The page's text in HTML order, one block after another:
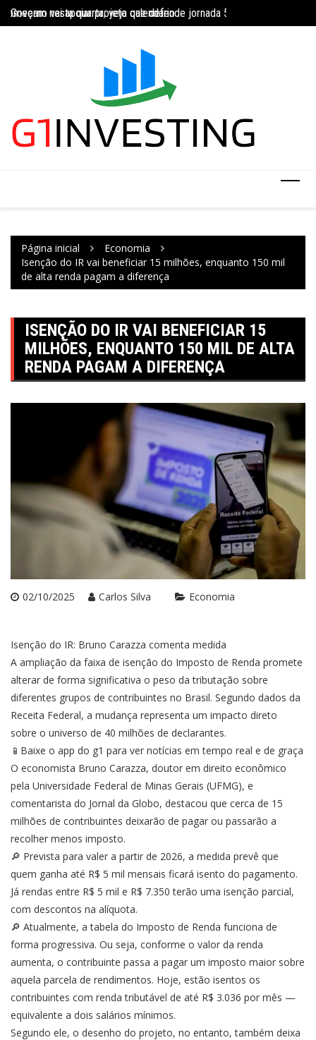
para
Governo vai apoiar projeto que defende jornada 5×2 com limite de
INSS amplia temporariamente prazo de auxílio-doença sem perícia;
Página inicial
Economia
Isenção do IR vai beneficiar 15 milhões, enquanto 150 mil
de alta renda pagam a diferença
ISENÇÃO DO IR VAI BENEFICIAR 15
MILHÕES, ENQUANTO 150 MIL DE ALTA
RENDA PAGAM A DIFERENÇA
02/10/2025 Carlos Silva Economia
Isenção do IR: Bruno Carazza comenta medida
A ampliação da faixa de isenção do Imposto de Renda promete
alterar de forma significativa o peso da tributação sobre
diferentes grupos de contribuintes no Brasil. Segundo dados da
Receita Federal, a mudança representa um impacto direto
sobre o universo de 40 milhões de declarantes.
📱Baixe o app do g1 para ver notícias em tempo real e de graça
O economista Bruno Carazza, doutor em direito econômico
pela Universidade Federal de Minas Gerais (UFMG), e
comentarista do Jornal da Globo, destacou que cerca de 15
milhões de contribuintes deixarão de pagar ou passarão a
recolher menos imposto.
🔎 Prevista para valer a partir de 2026, a medida prevê que
quem ganha até R$ 5 mil mensais ficará isento do pagamento.
Já rendas entre R$ 5 mil e R$ 7.350 terão uma isenção parcial,
com descontos na alíquota.
🔎 Atualmente, a tabela do Imposto de Renda funciona de
forma progressiva. Ou seja, conforme o valor da renda
aumenta, o contribuinte passa a pagar um imposto maior sobre
aquela parcela de rendimentos. Hoje, estão isentos os
contribuintes com renda tributável de até R$ 3.036 por mês —
equivalente a dois salários mínimos.
Segundo ele, o desenho do projeto, no entanto, também deixa